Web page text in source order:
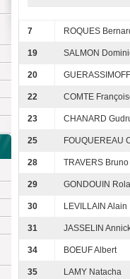
7 ROQUES
19 SALMON
20
22 COMTE
23 CHANARD
25 FOUQUEREAU
28 TRAVERS Bruno
29 GONDOUIN
30 LEVILLAIN Alain
31 JASSELIN
34 BOEUF Albert
35 LAMY Natacha